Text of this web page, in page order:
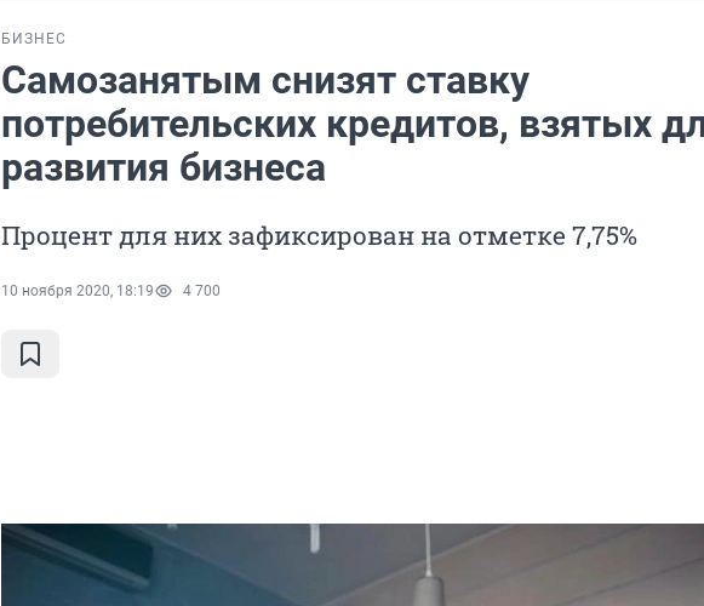
БИЗНЕС
Самозанятым снизят ставку
потребительских кредитов, взятых
развития бизнеса
Процент для них зафиксирован на отметке 7,75%
10 ноября 2020, 18:19 4 700